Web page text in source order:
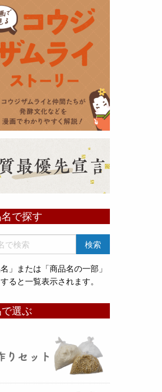
天然クエン酸で運動の為に
機能を発揮出来るよう開発
た。少しゆるく仕上がりま
で初回ロット8,000本程度
り価格で提供します。品質
価には問題ありませんので
にどうぞ・・・
スティック新発売！
年11月11日）
酒 30g』と『オートミー
リース致しました。何処へ
ち運びが出来て、非常に便
！
2025年08月12日）
で探す
名」または「商品名の一部」
ると一覧表示されます。
選ぶ